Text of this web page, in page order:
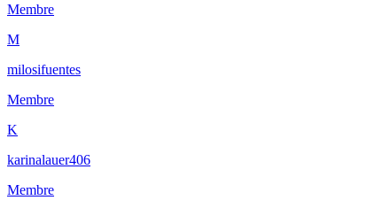
Membre
M
milosifuentes
Membre
K
karinalauer406
Membre